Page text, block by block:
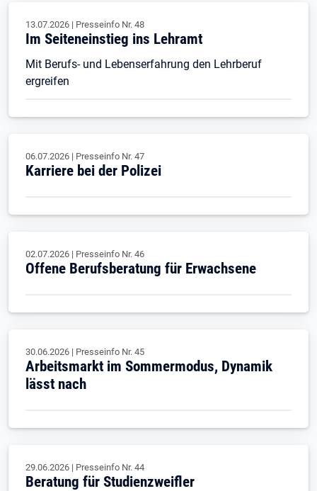
13.07.2026 | Presseinfo Nr. 48
Im Seiteneinstieg ins Lehramt
Mit Berufs- und Lebenserfahrung den Lehrberuf
ergreifen
06.07.2026 | Presseinfo Nr. 47
Karriere bei der Polizei
02.07.2026 | Presseinfo Nr. 46
Offene Berufsberatung für Erwachsene
30.06.2026 | Presseinfo Nr. 45
Arbeitsmarkt im Sommermodus, Dynamik
lässt nach
29.06.2026 | Presseinfo Nr. 44
Beratung für Studienzweifler